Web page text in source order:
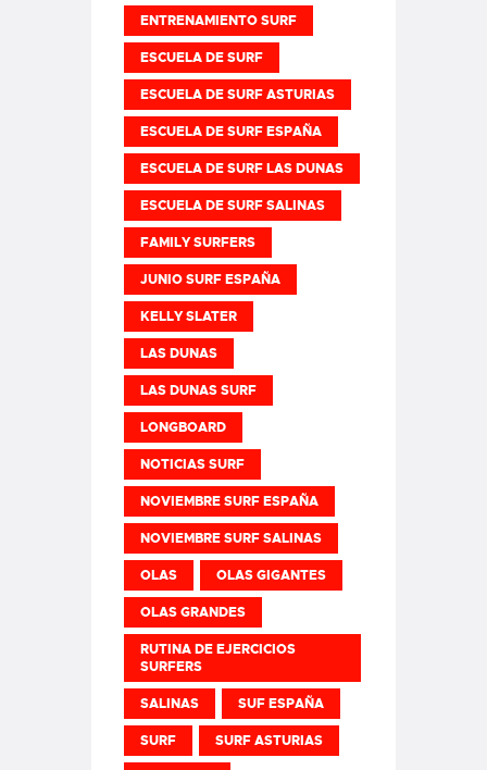
ENTRENAMIENTO SURF
ESCUELA DE SURF
ESCUELA DE SURF ASTURIAS
ESCUELA DE SURF ESPAÑA
ESCUELA DE SURF LAS DUNAS
ESCUELA DE SURF SALINAS
FAMILY SURFERS
JUNIO SURF ESPAÑA
KELLY SLATER
LAS DUNAS
LAS DUNAS SURF
LONGBOARD
NOTICIAS SURF
NOVIEMBRE SURF ESPAÑA
NOVIEMBRE SURF SALINAS
OLAS OLAS GIGANTES
OLAS GRANDES
RUTINA DE EJERCICIOS
SURFERS
SALINAS SUF ESPAÑA
SURF SURF ASTURIAS